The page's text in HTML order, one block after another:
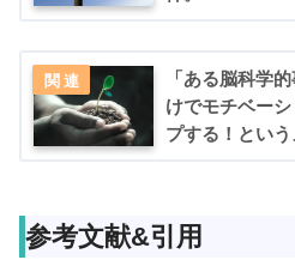
「ある脳科学
けでモチベー
プする！とい
参考文献&引用